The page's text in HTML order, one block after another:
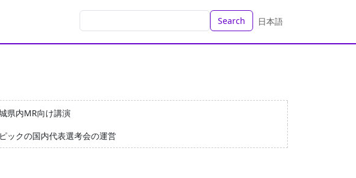
Search 日本語
県内MR向け講演
ックの国内代表選考会の運営